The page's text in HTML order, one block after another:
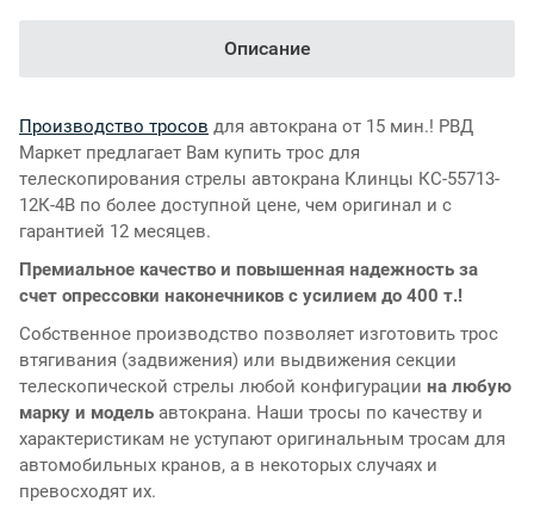
Описание
Производство тросов для автокрана от 15 мин.! РВД
Маркет предлагает Вам купить трос для
телескопирования стрелы автокрана Клинцы КС-55713-
12К-4В по более доступной цене, чем оригинал и с
гарантией 12 месяцев.
Премиальное качество и повышенная надежность за
счет опрессовки наконечников с усилием до 400 т.!
Собственное производство позволяет изготовить трос
втягивания (задвижения) или выдвижения секции
телескопической стрелы любой конфигурации на любую
марку и модель автокрана. Наши тросы по качеству и
характеристикам не уступают оригинальным тросам для
автомобильных кранов, а в некоторых случаях и
превосходят их.